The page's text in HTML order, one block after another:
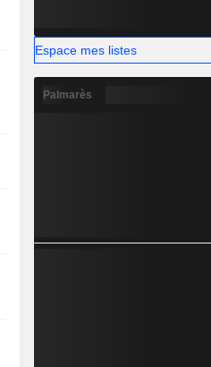
Espace mes listes
Palmarès